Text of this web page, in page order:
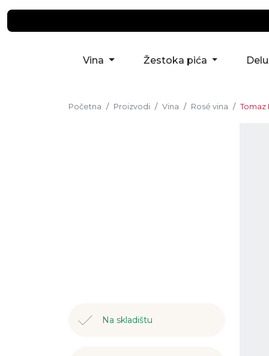
Vina Žestoka pića
Početna Proizvodi Vina Rosé vina Tomaz
Na skladištu